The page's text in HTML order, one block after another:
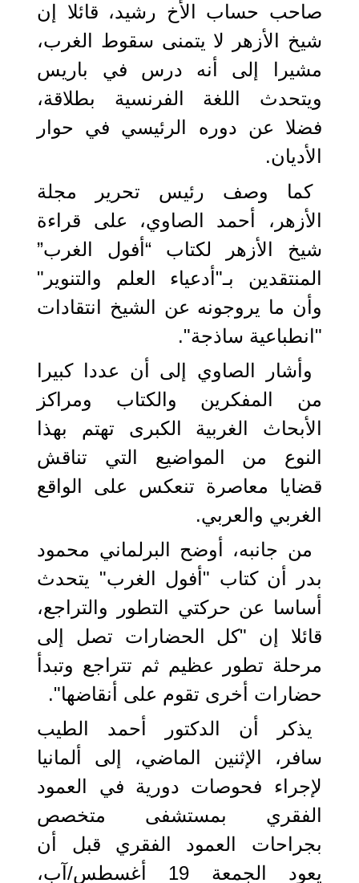
صاحب حساب الأخ رشيد، قائلا إن
شيخ الأزهر لا يتمنى سقوط الغرب،
مشيرا إلى أنه درس في باريس
ويتحدث اللغة الفرنسية بطلاقة،
فضلا عن دوره الرئيسي في حوار
الأديان.
كما وصف رئيس تحرير مجلة
الأزهر، أحمد الصاوي، على قراءة
شيخ الأزهر لكتاب “أفول الغرب”
المنتقدين بـ"أدعياء العلم والتنوير"
وأن ما يروجونه عن الشيخ انتقادات
"انطباعية ساذجة".
وأشار الصاوي إلى أن عددا كبيرا
من المفكرين والكتاب ومراكز
الأبحاث الغربية الكبرى تهتم بهذا
النوع من المواضيع التي تناقش
قضايا معاصرة تنعكس على الواقع
الغربي والعربي.
من جانبه، أوضح البرلماني محمود
بدر أن كتاب "أفول الغرب" يتحدث
أساسا عن حركتي التطور والتراجع،
قائلا إن "كل الحضارات تصل إلى
مرحلة تطور عظيم ثم تتراجع وتبدأ
حضارات أخرى تقوم على أنقاضها".
يذكر أن الدكتور أحمد الطيب
سافر، الإثنين الماضي، إلى ألمانيا
لإجراء فحوصات دورية في العمود
الفقري بمستشفى متخصص
بجراحات العمود الفقري قبل أن
يعود الجمعة 19 أغسطس/آب،